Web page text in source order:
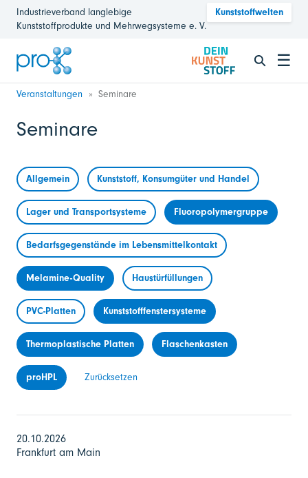
Industrieverband langlebige
Kunststoffprodukte und Mehrwegsysteme e. V.
Kunststoffwelten
☰
Veranstaltungen Seminare
Seminare
Allgemein Kunststoff, Konsumgüter und Handel
Lager und Transportsysteme Fluoropolymergruppe
Bedarfsgegenstände im Lebensmittelkontakt
Melamine-Quality Haustürfüllungen
PVC-Platten Kunststofffenstersysteme
Thermoplastische Platten Flaschenkasten
proHPL Zurücksetzen
20.10.2026
Frankfurt am Main